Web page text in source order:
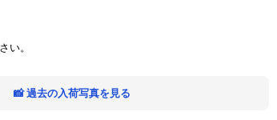
い。
📸 過去の入荷写真を見る